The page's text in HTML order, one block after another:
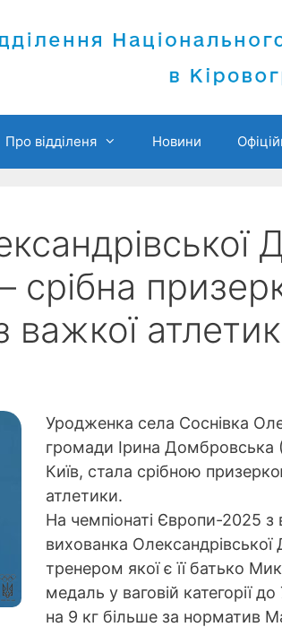
Про відділеня Новини
Уродженка села Соснівка
громади Ірина Домбровська
Київ, стала срібною
атлетики.
На чемпіонаті Європи-2025
вихованка
тренером якої є її батько
медаль у ваговій категорії
на 9 кг більше за норматив